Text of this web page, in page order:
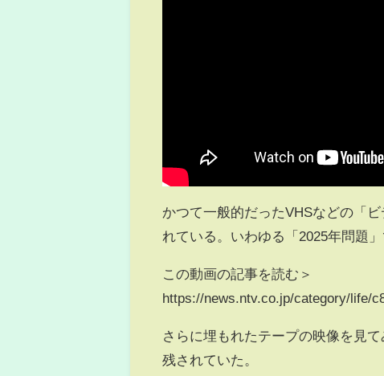
かつて一般的だったVHSなどの「
れている。いわゆる「2025年問題
この動画の記事を読む＞
https://news.ntv.co.jp/category/life/
さらに埋もれたテープの映像を見
残されていた。